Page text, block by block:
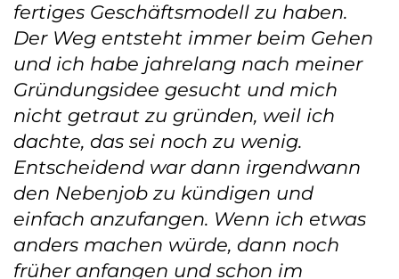
fertiges Geschäftsmodell zu haben.
Der Weg entsteht immer beim Gehen
und ich habe jahrelang nach meiner
Gründungsidee gesucht und mich
nicht getraut zu gründen, weil ich
dachte, das sei noch zu wenig.
Entscheidend war dann irgendwann
den Nebenjob zu kündigen und
einfach anzufangen. Wenn ich etwas
anders machen würde, dann noch
früher anfangen und schon im